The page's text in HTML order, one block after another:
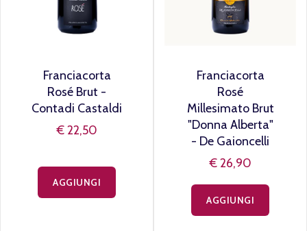
Franciacorta
Rosé Brut -
Contadi Castaldi
€ 22,50
AGGIUNGI
Franciacorta
Rosé
Millesimato Brut
"Donna Alberta"
- De Gaioncelli
€ 26,90
AGGIUNGI